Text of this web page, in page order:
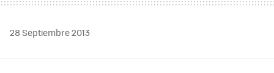
28 Septiembre 2013